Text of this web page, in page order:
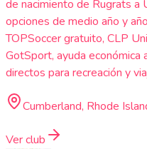
de nacimiento de Rugrats a
opciones de medio año y
TOPSoccer gratuito, CLP
GotSport, ayuda
directos para recreación y
Cumberland, Rhode
Ver club